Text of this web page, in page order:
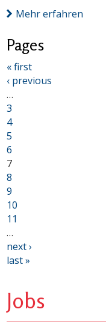
Mehr erfahren
Pages
« first
‹ previous
…
3
4
5
6
7
8
9
10
11
…
next ›
last »
Jobs